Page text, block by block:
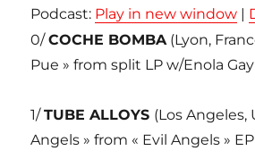
Podcast: Play in new window |
0/COCHE BOMBA(Lyon,
Pue » from split LP w/Enola Gay
1/TUBE ALLOYS (Los Angeles,
Angels » from « Evil Angels »